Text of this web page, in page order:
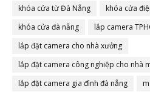
khóa cửa từ Đà Nẵng
khóa cửa
khóa cửa đà nẵng
lắp camera
lắp đặt camera cho nhà xưởng
lắp đặt camera công nghiệp cho nhà
lắp đặt camera gia đình đà nẵng